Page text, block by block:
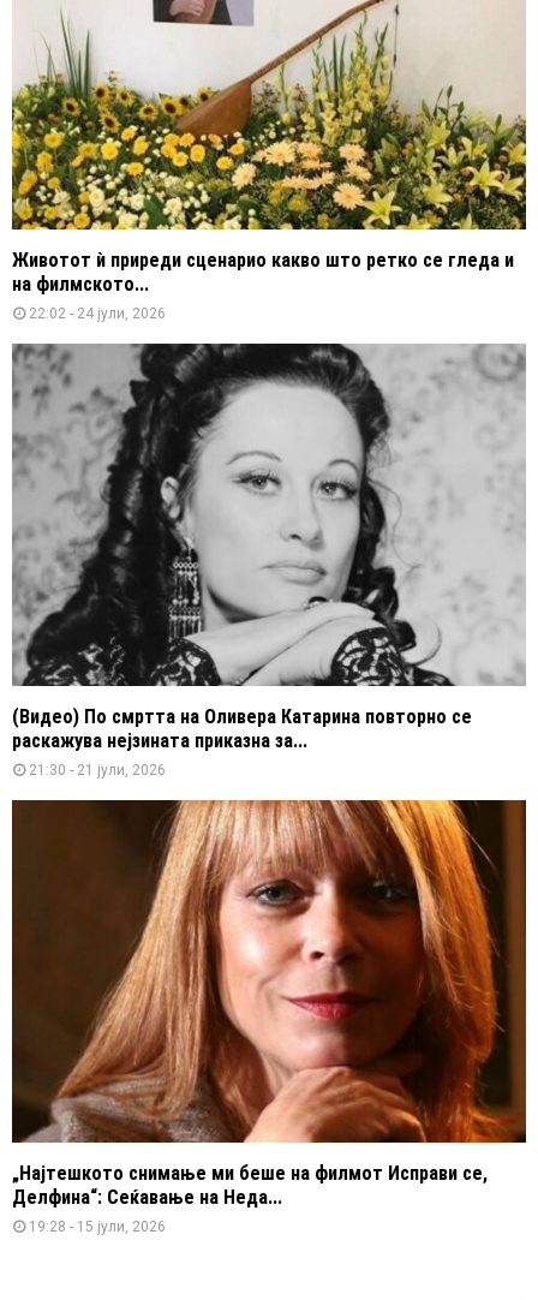
Животот ѝ приреди сценарио какво што ретко се гледа и
на филмското...
22:02 - 24 јули, 2026
(Видео) По смртта на Оливера Катарина повторно се
раскажува нејзината приказна за...
21:30 - 21 јули, 2026
„Најтешкото снимање ми беше на филмот Исправи се,
Делфина“: Сеќавање на Неда...
19:28 - 15 јули, 2026